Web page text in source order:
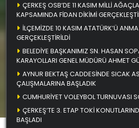
ÇERKEŞ OSB’DE 11 KASIM MİLLİ
KAPSAMINDA FİDAN DİKİMİ
İLÇEMİZDE 10 KASIM ATATÜRK’Ü
GERÇEKLEŞTİRİLDİ
BELEDİYE BAŞKANIMIZ SN. HASAN
KARAYOLLARI GENEL MÜDÜRÜ AHMET
AYNUR BEKTAŞ CADDESİNDE SICAK
ÇALIŞMALARINA BAŞLADIK
CUMHURİYET VOLEYBOL TURNUVASI
ÇERKEŞ’TE 3. ETAP TOKİ
BAŞLADI